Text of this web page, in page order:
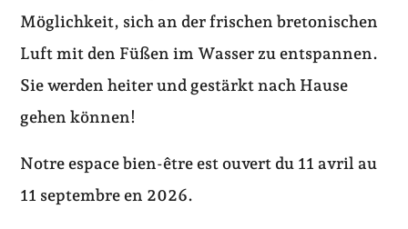
Möglichkeit, sich an der frischen bretonischen
Luft mit den Füßen im Wasser zu entspannen.
Sie werden heiter und gestärkt nach Hause
gehen können!
Notre espace bien-être est ouvert du 11 avril au
11 septembre en 2026.